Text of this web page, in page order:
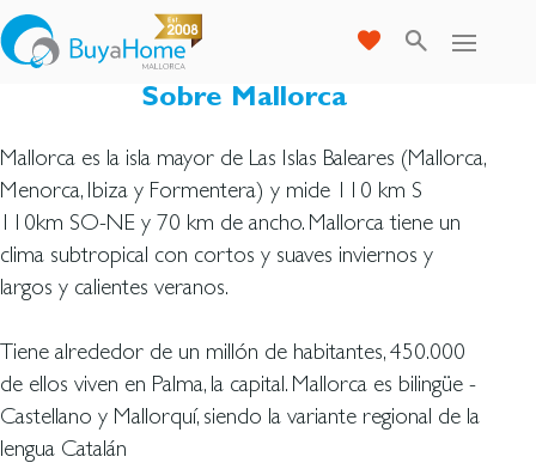
Sobre Mallorca
Mallorca es la isla mayor de Las Islas Baleares (Mallorca,
Menorca, Ibiza y Formentera) y mide 110 km S
110km SO-NE y 70 km de ancho. Mallorca tiene un
clima subtropical con cortos y suaves inviernos y
largos y calientes veranos.
Tiene alrededor de un millón de habitantes, 450.000
de ellos viven en Palma, la capital. Mallorca es bilingüe -
Castellano y Mallorquí, siendo la variante regional de la
lengua Catalán